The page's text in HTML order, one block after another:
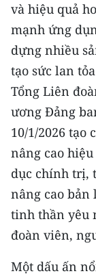
và hiệu quả
mạnh ứng
dựng nhiều
tạo sức lan
Tổng Liên
ương Đảng
10/1/2026
nâng cao
dục chính trị,
nâng cao
tinh thần yêu
đoàn viên,
Một dấu ấn